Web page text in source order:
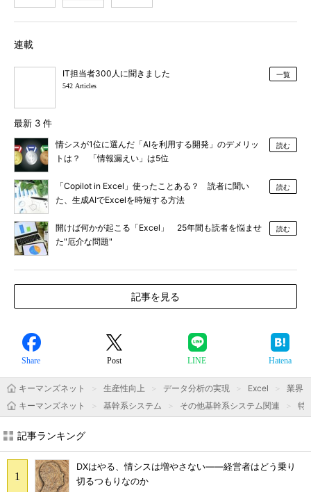
連載
IT担当者300人に聞きました
542 Articles
一覧
最新 3 件
情シスが1位に選んだ「AIを利用する開発」のデメリッ
トは？ 「情報漏えい」は5位
読む
「Copilot in Excel」使ったことある？ 読者に聞い
た、生成AIでExcelを時短する方法
読む
開けば何かが起こる「Excel」 25年間も読者を悩ませ
た"厄介な問題"
読む
記事を見る
Share Post LINE Hatena
キーマンズネット 生産性向上 データ分析の実現 Excel
業界
キーマンズネット
基幹系システム その他基幹系システム関連 特
記事ランキング
DXはやる、情シスは増やさない――経営者はどう乗り
切るつもりなのか